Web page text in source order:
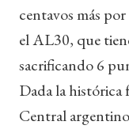
centavos más
el AL30, que
sacrificando 6
Dada la histórica
Central